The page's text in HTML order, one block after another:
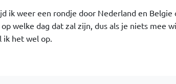
ik weer een rondje door Nederland en Belgie
welke dag dat zal zijn, dus als je niets mee
ik het wel op.